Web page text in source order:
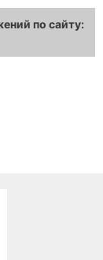
по сайту: